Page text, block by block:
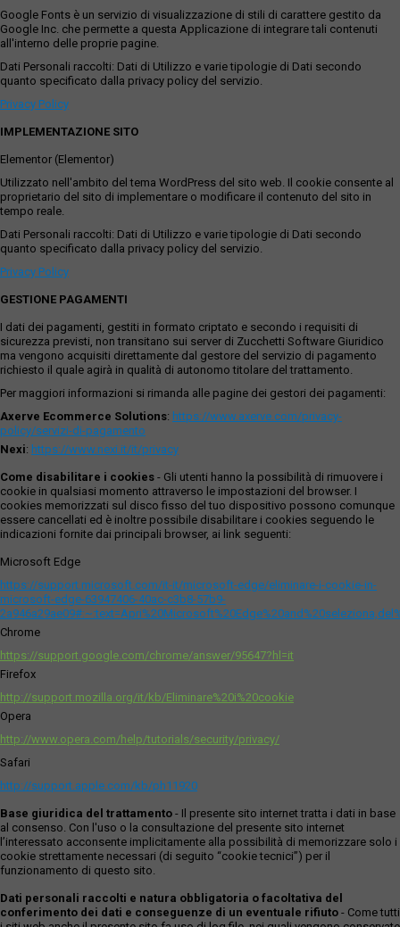
Google Fonts è un servizio di visualizzazione di stili di carattere gestito da
Google Inc. che permette a questa Applicazione di integrare tali contenuti
all'interno delle proprie pagine.
Dati Personali raccolti: Dati di Utilizzo e varie tipologie di Dati secondo
quanto specificato dalla privacy policy del servizio.
Privacy Policy
IMPLEMENTAZIONE SITO
Elementor (Elementor)
Utilizzato nell'ambito del tema WordPress del sito web. Il cookie consente al
proprietario del sito di implementare o modificare il contenuto del sito in
tempo reale.
Dati Personali raccolti: Dati di Utilizzo e varie tipologie di Dati secondo
quanto specificato dalla privacy policy del servizio.
Privacy Policy
GESTIONE PAGAMENTI
I dati dei pagamenti, gestiti in formato criptato e secondo i requisiti di
sicurezza previsti, non transitano sui server di Zucchetti Software Giuridico
ma vengono acquisiti direttamente dal gestore del servizio di pagamento
richiesto il quale agirà in qualità di autonomo titolare del trattamento.
Per maggiori informazioni si rimanda alle pagine dei gestori dei pagamenti:
Axerve Ecommerce Solutions: https://www.axerve.com/privacy-
policy/servizi-di-pagamento
Nexi: https://www.nexi.it/it/privacy
Come disabilitare i cookies - Gli utenti hanno la possibilità di rimuovere i
cookie in qualsiasi momento attraverso le impostazioni del browser. I
cookies memorizzati sul disco fisso del tuo dispositivo possono comunque
essere cancellati ed è inoltre possibile disabilitare i cookies seguendo le
indicazioni fornite dai principali browser, ai link seguenti:
Microsoft Edge
https://support.microsoft.com/it-it/microsoft-edge/eliminare-i-cookie-in-
microsoft-edge-63947406-40ac-c3b8-57b9-
Chrome
https://support.google.com/chrome/answer/95647?hl=it
Firefox
http://support.mozilla.org/it/kb/Eliminare%20i%20cookie
Opera
http://www.opera.com/help/tutorials/security/privacy/
Safari
http://support.apple.com/kb/ph11920
Base giuridica del trattamento - Il presente sito internet tratta i dati in base
al consenso. Con l'uso o la consultazione del presente sito internet
l’interessato acconsente implicitamente alla possibilità di memorizzare solo i
cookie strettamente necessari (di seguito “cookie tecnici”) per il
funzionamento di questo sito.
Dati personali raccolti e natura obbligatoria o facoltativa del
conferimento dei dati e conseguenze di un eventuale rifiuto - Come tutti